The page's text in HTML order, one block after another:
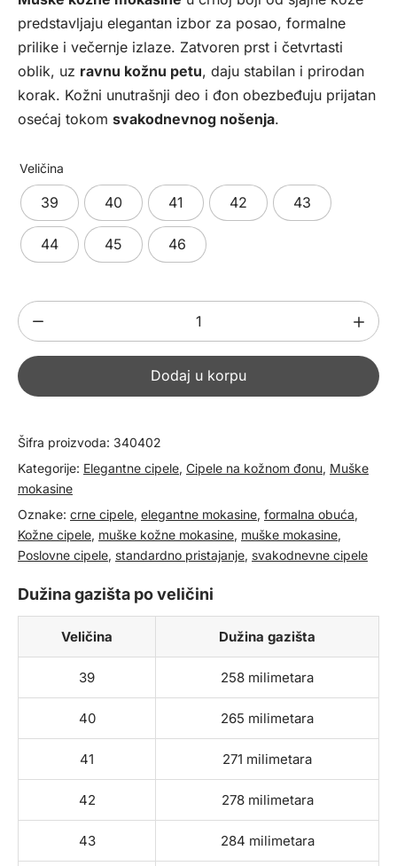
bila:
10990,00 рсд.
5990,00 рсд.
predstavljaju elegantan izbor za posao, formalne
prilike i večernje izlaze. Zatvoren prst i četvrtasti
oblik, uz ravnu kožnu petu, daju stabilan i prirodan
korak. Kožni unutrašnji deo i đon obezbeđuju prijatan
osećaj tokom svakodnevnog nošenja.
Veličina
39 40 41 42 43
44 45 46
Muške
kožne
mokasine
340402
Dodaj u korpu
Šifra proizvoda: 340402
Kategorije: Elegantne cipele, Cipele na kožnom đonu, Muške
mokasine
Oznake: crne cipele, elegantne mokasine, formalna obuća,
Kožne cipele, muške kožne mokasine, muške mokasine,
Poslovne cipele, standardno pristajanje, svakodnevne cipele
Dužina gazišta po veličini
Veličina Dužina gazišta
39 258 milimetara
40 265 milimetara
41 271 milimetara
42 278 milimetara
43 284 milimetara